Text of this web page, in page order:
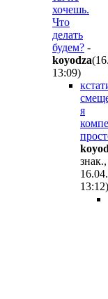
хочешь.
Что
делать
будем? -
koyodza
13:09)
я
знак.,
13:12)